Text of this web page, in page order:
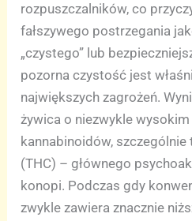
rozpuszczalników, co
fałszywego postrzegania
„czystego” lub
pozorna czystość jest
największych zagrożeń.
żywica o niezwykle
kannabinoidów,
(THC) – głównego
konopi. Podczas gdy
zwykle zawiera znacznie